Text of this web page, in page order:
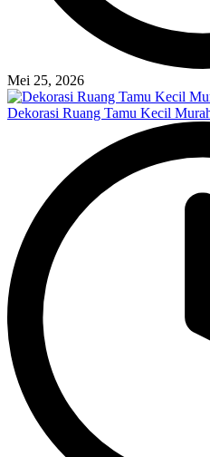
Mei 25, 2026
Dekorasi Ruang Tamu Kecil